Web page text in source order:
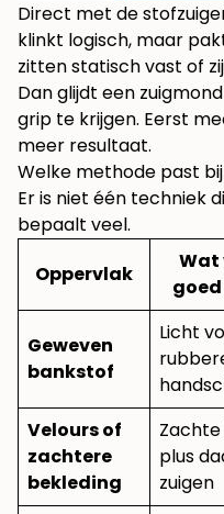
Direct met de
klinkt logisch, maar
zitten statisch vast of
Dan glijdt een
grip te krijgen. Eerst
meer resultaat.
Welke methode past
Er is niet één techniek
bepaalt veel.
Oppervlak
Wat
Geweven
bankstof
Licht
Velours of
zachtere
bekleding
plus
zuigen